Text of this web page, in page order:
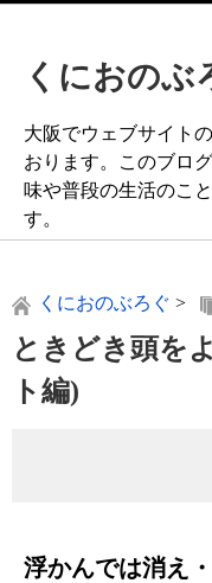
くにおのぶ
大阪でウェブサイト
おります。このブロ
味や普段の生活のこ
す。
くにおのぶろぐ >
ときどき頭を
ト編)
浮かんでは消え